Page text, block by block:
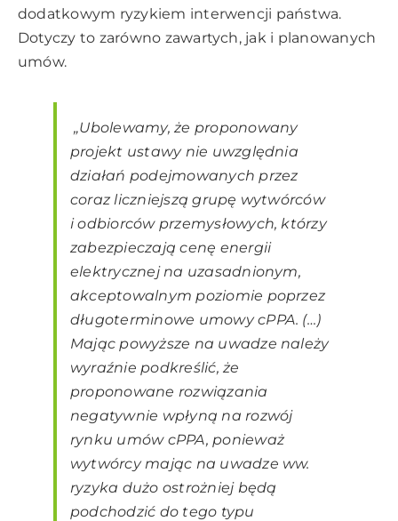
dodatkowym ryzykiem interwencji państwa.
Dotyczy to zarówno zawartych, jak i planowanych
umów.
„Ubolewamy, że proponowany
projekt ustawy nie uwzględnia
działań podejmowanych przez
coraz liczniejszą grupę wytwórców
i odbiorców przemysłowych, którzy
zabezpieczają cenę energii
elektrycznej na uzasadnionym,
akceptowalnym poziomie poprzez
długoterminowe umowy cPPA. (…)
Mając powyższe na uwadze należy
wyraźnie podkreślić, że
proponowane rozwiązania
negatywnie wpłyną na rozwój
rynku umów cPPA, ponieważ
wytwórcy mając na uwadze ww.
ryzyka dużo ostrożniej będą
podchodzić do tego typu